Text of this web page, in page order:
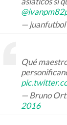
@ivanpm82
— juanfutbol
Qué
— Bruno
2016